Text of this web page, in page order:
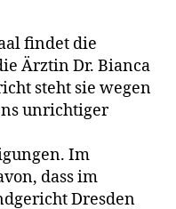
eine
findet die
Ärztin Dr. Bianca
steht sie wegen
unrichtiger
Im
dass im
Dresden